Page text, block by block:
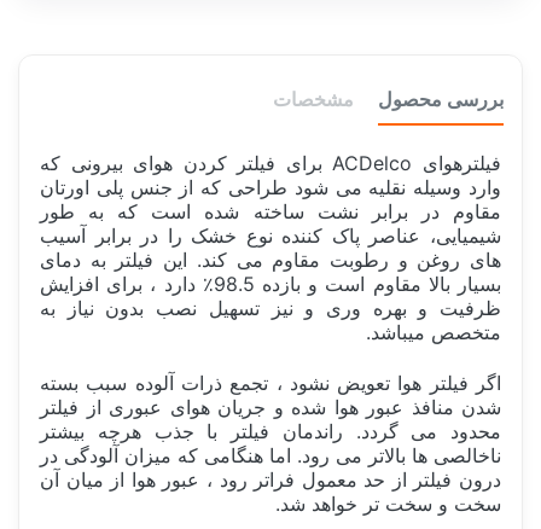
بررسی محصول مشخصات
فیلترهوای ACDelco برای فیلتر کردن هوای بیرونی که
وارد وسیله نقلیه می شود طراحی که از جنس پلی اورتان
مقاوم در برابر نشت ساخته شده است که به طور
شیمیایی، عناصر پاک کننده نوع خشک را در برابر آسیب
های روغن و رطوبت مقاوم می کند. این فیلتر به دمای
بسیار بالا مقاوم است و بازده 98.5٪ دارد ، برای افزایش
ظرفیت و بهره وری و نیز تسهیل نصب بدون نیاز به
متخصص میباشد.
اگر فیلتر هوا تعویض نشود ، تجمع ذرات آلوده سبب بسته
شدن منافذ عبور هوا شده و جریان هوای عبوری از فیلتر
محدود می گردد. راندمان فیلتر با جذب هرچه بیشتر
ناخالصی ها بالاتر می رود. اما هنگامی که میزان آلودگی در
درون فیلتر از حد معمول فراتر رود ، عبور هوا از میان آن
سخت و سخت تر خواهد شد.